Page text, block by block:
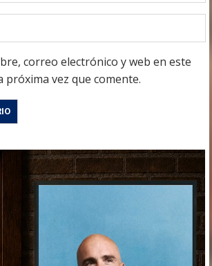
correo electrónico y web en este
próxima vez que comente.